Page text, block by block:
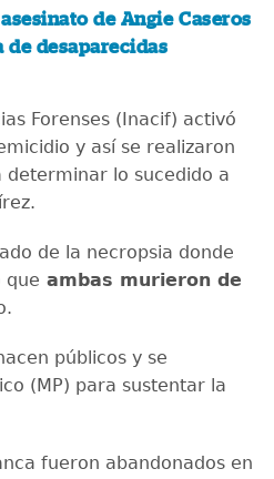
de Angie Caseros
de desaparecidas
Forenses (Inacif) activó
y así se realizaron
determinar lo sucedido a
de la necropsia donde
que ambas murieron de
públicos y se
(MP) para sustentar la
fueron abandonados en